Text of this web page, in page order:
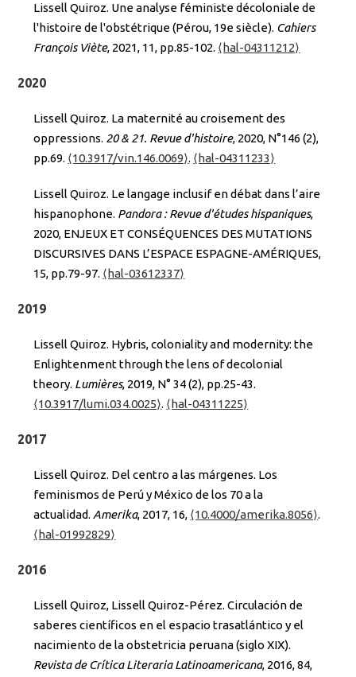
Lissell Quiroz. Une analyse féministe décoloniale de
l'histoire de l'obstétrique (Pérou, 19e siècle). Cahiers
François Viète, 2021, 11, pp.85-102. ⟨hal-04311212⟩
2020
Lissell Quiroz. La maternité au croisement des
oppressions. 20 & 21. Revue d'histoire, 2020, N°146 (2),
pp.69. ⟨10.3917/vin.146.0069⟩. ⟨hal-04311233⟩
Lissell Quiroz. Le langage inclusif en débat dans l’aire
hispanophone. Pandora : Revue d'études hispaniques,
2020, ENJEUX ET CONSÉQUENCES DES MUTATIONS
DISCURSIVES DANS L’ESPACE ESPAGNE-AMÉRIQUES,
15, pp.79-97. ⟨hal-03612337⟩
2019
Lissell Quiroz. Hybris, coloniality and modernity: the
Enlightenment through the lens of decolonial
theory. Lumières, 2019, N° 34 (2), pp.25-43.
⟨10.3917/lumi.034.0025⟩. ⟨hal-04311225⟩
2017
Lissell Quiroz. Del centro a las márgenes. Los
feminismos de Perú y México de los 70 a la
actualidad. Amerika, 2017, 16, ⟨10.4000/amerika.8056⟩.
⟨hal-01992829⟩
2016
Lissell Quiroz, Lissell Quiroz-Pérez. Circulación de
saberes científicos en el espacio trasatlántico y el
nacimiento de la obstetricia peruana (siglo XIX).
Revista de Crítica Literaria Latinoamericana, 2016, 84,